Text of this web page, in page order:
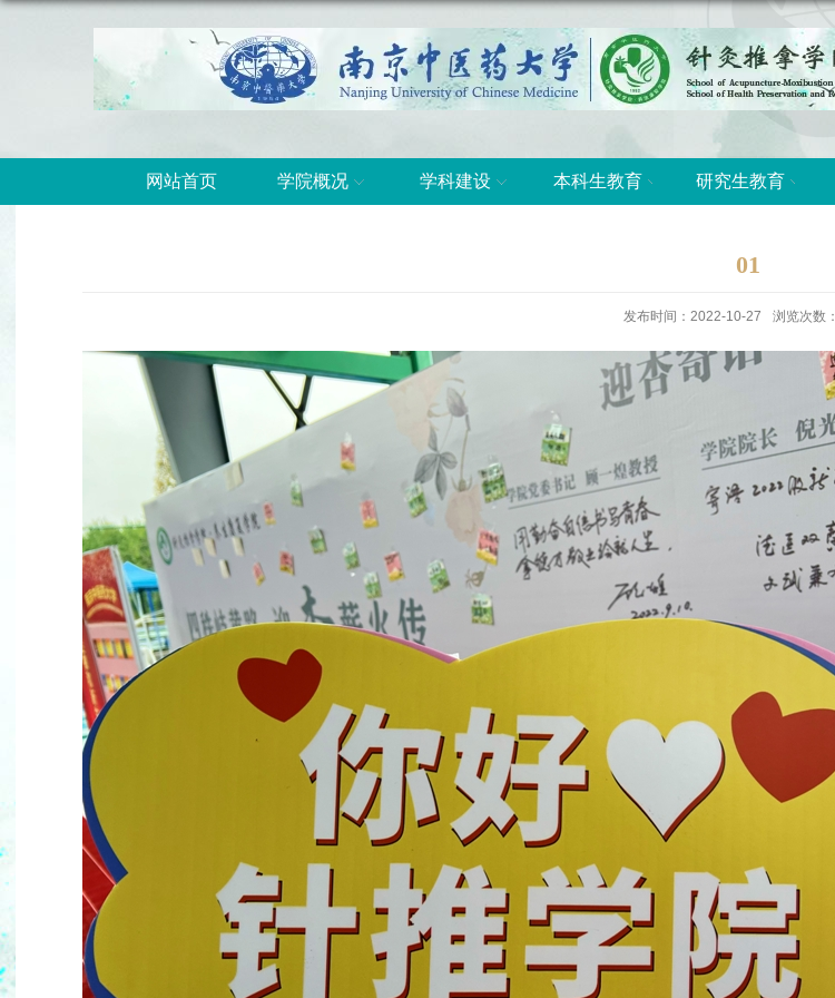
网站首页 学院概况 学科建设 本科生教育 研究生教育
01
发布时间：2022-10-27 浏览次数：